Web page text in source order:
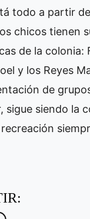
todo a partir
chicos tienen
de la colonia:
y los Reyes
de
sigue siendo la